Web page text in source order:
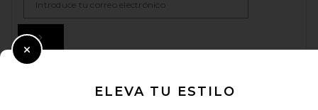
ELEVA TU ESTILO
Close Modal